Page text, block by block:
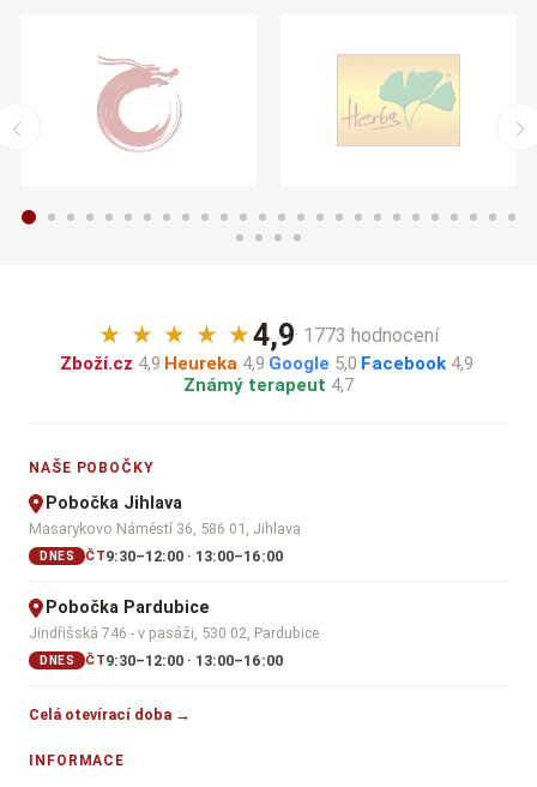
★ ★ ★ ★ ★4,9· 1773 hodnocení
Zboží.cz 4,9·Heureka 4,9·Google 5,0·Facebook 4,9·
Známý terapeut 4,7
NAŠE POBOČKY
Pobočka Jihlava
Masarykovo Náměstí 36, 586 01, Jihlava
DNES ČT9:30–12:00 · 13:00–16:00
Pobočka Pardubice
Jindřišská 746 - v pasáži, 530 02, Pardubice
DNES ČT9:30–12:00 · 13:00–16:00
Celá otevírací doba →
INFORMACE